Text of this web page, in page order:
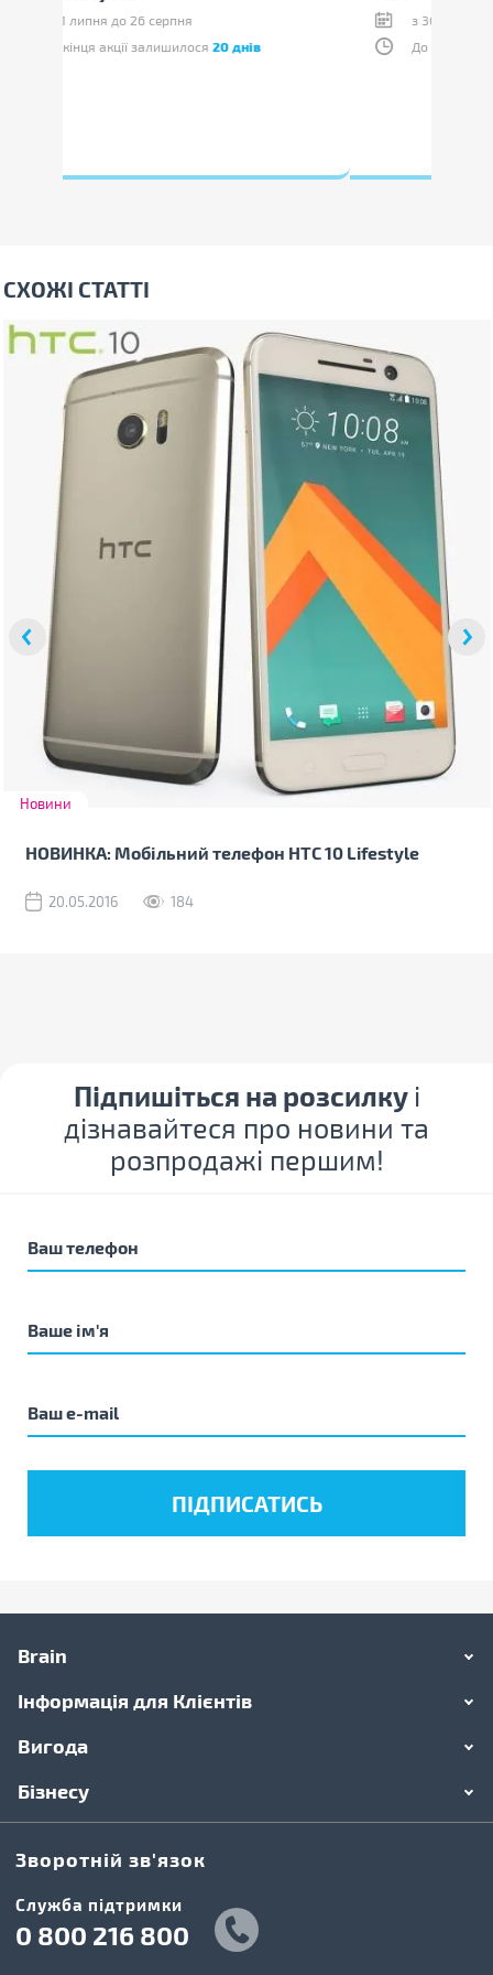
з 30 липня до 19 серпня
До кінця акції залишилося
СХОЖІ СТАТТІ
Новини
НОВИНКА: Мобільний телефон HTC 10 Lifestyle
20.05.2016 184
Підпишіться на розсилку і
дізнавайтеся про новини та
розпродажі першим!
Brain
Інформація для Клієнтів
Вигода
Бізнесу
Зворотній зв'язок
Cлужба підтримки
0 800 216 800